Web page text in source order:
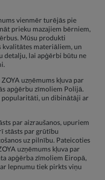
vienmēr turējās pie
prieku mazajiem bērniem,
Mūsu produkti
kvalitātes materiāliem, un
detalju, lai apģērbi būtu ne
uzņēmums kļuva par
apģērbu zīmoliem Polijā.
un dibinātāji ar
par aizraušanos, upuriem
stāsts par grūtību
uz pilnību. Pateicoties
uzņēmums kļuva par
apģērba zīmoliem Eiropā,
lepnumu tiek pirkts viņu